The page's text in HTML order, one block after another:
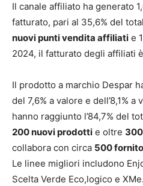
Il canale affiliato ha generato
fatturato, pari al 35,6% del
nuovi punti vendita affiliati e
2024, il fatturato degli affiliati
Il prodotto a marchio Despar
del 7,6% a valore e dell’8,1%
hanno raggiunto l’84,7% del
200 nuovi prodotti e oltre
collabora con circa 500
Le linee migliori includono
Scelta Verde Eco,logico e XMe.